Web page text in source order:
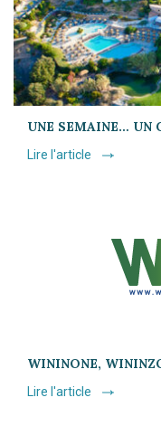
UNE SEMAINE… UN
Lire l'article
WININONE,
Lire l'article